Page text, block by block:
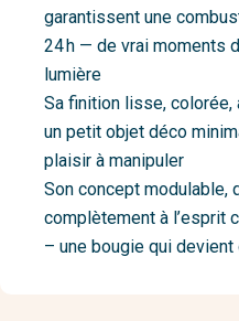
garantissent une
24 h — de vrai moments
lumière
Sa finition lisse, colorée,
un petit objet déco
plaisir à manipuler
Son concept modulable,
complètement à l’esprit
– une bougie qui